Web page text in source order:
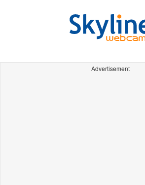
Advertisement